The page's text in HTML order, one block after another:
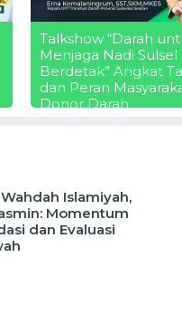
Talkshow “Darah
Menjaga Nadi Sulsel
Berdetak” Angkat
dan Peran
Donor Darah
Islamiyah,
Momentum
dan Evaluasi